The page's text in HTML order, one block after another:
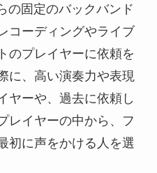
の固定のバックバンド
コーディングやライブ
のプレイヤーに依頼を
に、高い演奏力や表現
ヤーや、過去に依頼し
レイヤーの中から、フ
初に声をかける人を選